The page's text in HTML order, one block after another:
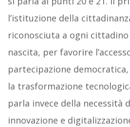
l’istituzione della
riconosciuta a ogni
nascita, per favorire
partecipazione
la trasformazione
parla invece della necessità
innovazione e